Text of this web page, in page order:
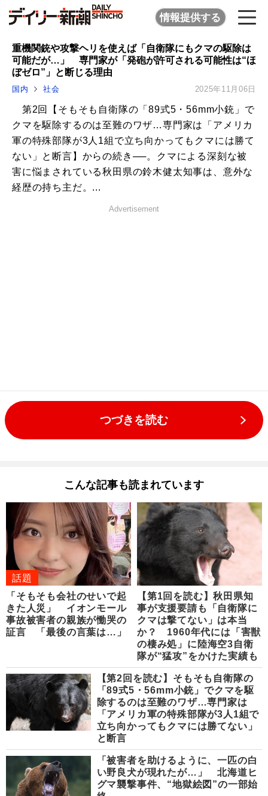
情報提供する
重機関銃や攻撃ヘリを使えば「自衛隊にもクマの駆除は
可能だが…」 専門家が「発砲が許可される可能性は“ほ
ぼゼロ”」と断じる理由
国内 社会 2025年11月06日
第2回【そもそも自衛隊の「89式5・56mm小銃」で
クマを駆除するのは至難のワザ…専門家は「アメリカ
軍の特殊部隊が3人1組で立ち向かってもクマには勝て
ない」と断言】からの続き──。クマによる深刻な被
害に悩まされている秋田県の鈴木健太知事は、意外な
経歴の持ち主だ。...
Advertisement
つづきを読む
こんな記事も読まれています
話題
「そもそも会社のせいで起
きた人災」 イオンモール
事故被害者の親族が慟哭の
証言 「最後の言葉は…」
【第1回を読む】秋田県知
事が支援要請も「自衛隊に
クマは撃てない」は本当
か？ 1960年代には「害獣
の棲み処」に陸海空3自衛
隊が“猛攻”をかけた実績も
【第2回を読む】そもそも自衛隊の
「89式5・56mm小銃」でクマを駆
除するのは至難のワザ…専門家は
「アメリカ軍の特殊部隊が3人1組で
立ち向かってもクマには勝てない」
と断言
「被害者を助けるように、一匹の白
い野良犬が現れたが…」 北海道ヒ
グマ襲撃事件、“地獄絵図”の一部始